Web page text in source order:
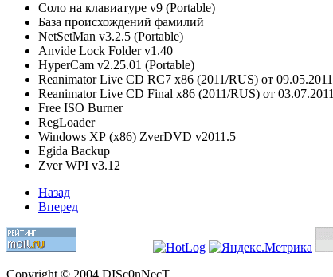
Соло на клавиатуре v9 (Portable)
База происхождений фамилий
NetSetMan v3.2.5 (Portable)
Anvide Lock Folder v1.40
HyperCam v2.25.01 (Portable)
Reanimator Live CD RC7 x86 (2011/RUS) от 09.05.2011
Reanimator Live CD Final x86 (2011/RUS) от 03.07.2011
Free ISO Burner
RegLoader
Windows ХР (х86) ZverDVD v2011.5
Egida Backup
Zver WPI v3.12
Назад
Вперед